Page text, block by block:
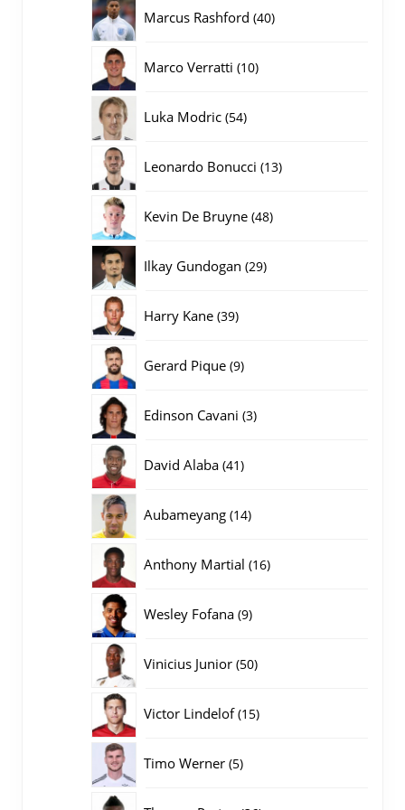
Marcus Rashford 4040
Marco Verratti 1010
Luka Modric 5454
Leonardo Bonucci 1313
Kevin De Bruyne 4848
Ilkay Gundogan 2929
Harry Kane 3939
Gerard Pique 99
Edinson Cavani 33
David Alaba 4141
Aubameyang 1414
Anthony Martial 1616
Wesley Fofana 99
Vinicius Junior 5050
Victor Lindelof 1515
Timo Werner 55